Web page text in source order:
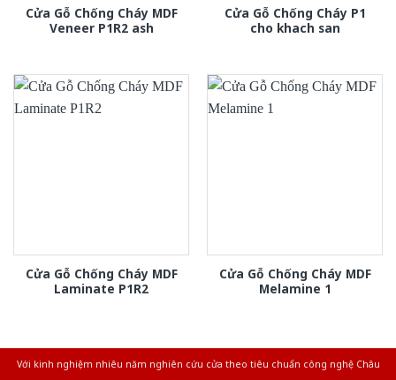
Cửa Gỗ Chống Cháy MDF
Veneer P1R2 ash
Cửa Gỗ Chống Cháy P1
cho khach san
Cửa Gỗ Chống Cháy MDF
Laminate P1R2
Cửa Gỗ Chống Cháy MDF
Melamine 1
Với kinh nghiệm nhiêu năm nghiên cứu cửa theo tiêu chuẩn công nghệ Châu